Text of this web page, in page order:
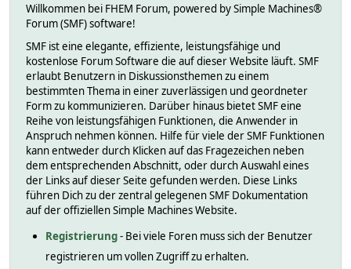
Willkommen bei FHEM Forum, powered by Simple Machines®
Forum (SMF) software!
SMF ist eine elegante, effiziente, leistungsfähige und
kostenlose Forum Software die auf dieser Website läuft. SMF
erlaubt Benutzern in Diskussionsthemen zu einem
bestimmten Thema in einer zuverlässigen und geordneter
Form zu kommunizieren. Darüber hinaus bietet SMF eine
Reihe von leistungsfähigen Funktionen, die Anwender in
Anspruch nehmen können. Hilfe für viele der SMF Funktionen
kann entweder durch Klicken auf das Fragezeichen neben
dem entsprechenden Abschnitt, oder durch Auswahl eines
der Links auf dieser Seite gefunden werden. Diese Links
führen Dich zu der zentral gelegenen SMF Dokumentation
auf der offiziellen Simple Machines Website.
Registrierung- Bei viele Foren muss sich der Benutzer
registrieren um vollen Zugriff zu erhalten.